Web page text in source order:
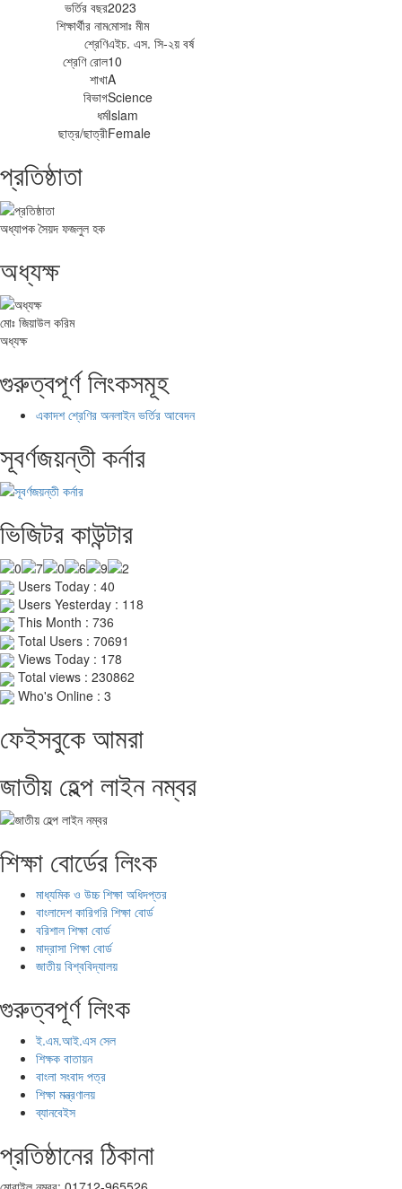
ভর্তির বছর2023
শিক্ষার্থীর নামমোসাঃ মীম
শ্রেণিএইচ. এস. সি-২য় বর্ষ
শ্রেণি রোল10
শাখাA
বিভাগScience
ধর্মIslam
ছাত্র/ছাত্রীFemale
প্রতিষ্ঠাতা
অধ্যাপক সৈয়দ ফজলুল হক
অধ্যক্ষ
মোঃ জিয়াউল করিম
অধ্যক্ষ
গুরুত্বপূর্ণ লিংকসমূহ
একাদশ শ্রেণির অনলাইন ভর্তির আবেদন
সূবর্ণজয়ন্তী কর্নার
ভিজিটর কাউন্টার
Users Today : 40
Users Yesterday : 118
This Month : 736
Total Users : 70691
Views Today : 178
Total views : 230862
Who's Online : 3
ফেইসবুকে আমরা
জাতীয় হেল্প লাইন নম্বর
শিক্ষা বোর্ডের লিংক
মাধ্যমিক ও উচ্চ শিক্ষা অধিদপ্তর
বাংলাদেশ কারিগরি শিক্ষা বোর্ড
বরিশাল শিক্ষা বোর্ড
মাদ্রাসা শিক্ষা বোর্ড
জাতীয় বিশ্ববিদ্যালয়
গুরুত্বপূর্ণ লিংক
ই.এম.আই.এস সেল
শিক্ষক বাতায়ন
বাংলা সংবাদ পত্র
শিক্ষা মন্ত্রণালয়
ব্যানবেইস
প্রতিষ্ঠানের ঠিকানা